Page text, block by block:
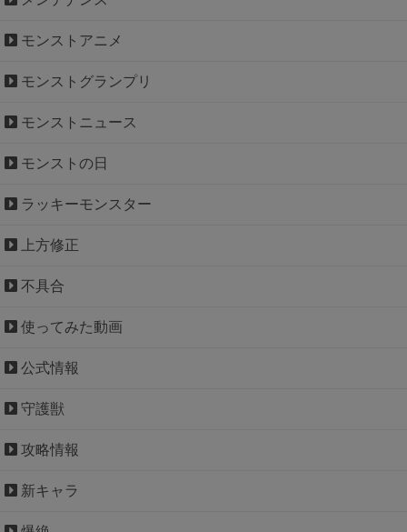
モンストアニメ
モンストグランプリ
モンストニュース
モンストの日
ラッキーモンスター
上方修正
不具合
使ってみた動画
公式情報
守護獣
攻略情報
新キャラ